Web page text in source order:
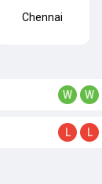
Chennai
W W
L L